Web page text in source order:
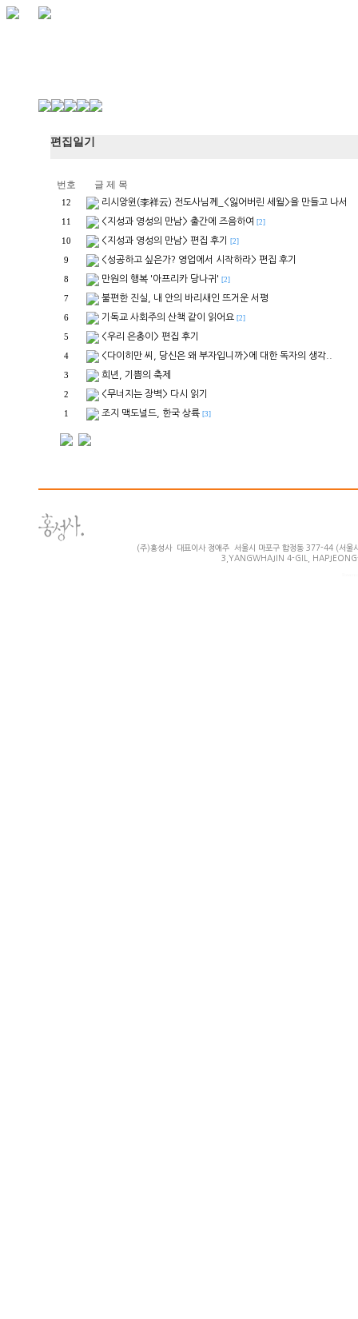
편집일기
번호 글 제 목
12 리시앙윈(李祥云) 전도사님께_<잃어버린 세월>을 만들고 나서
11 <지성과 영성의 만남> 출간에 즈음하여 [2]
10 <지성과 영성의 만남> 편집 후기 [2]
9 <성공하고 싶은가? 영업에서 시작하라> 편집 후기
8 만원의 행복 '아프리카 당나귀' [2]
7 불편한 진실, 내 안의 바리새인 뜨거운 서평
6 기독교 사회주의 산책 같이 읽어요 [2]
5 <우리 은총이> 편집 후기
4 <다이히만 씨, 당신은 왜 부자입니까>에 대한 독자의 생각..
3 희년, 기쁨의 축제
2 <무너지는 장벽> 다시 읽기
1 조지 맥도널드, 한국 상륙 [3]
(주)홍성사 대표이사 정애주 서울시 마포구 합정동 377-44 (
3,YANGWHAJIN 4-GIL,